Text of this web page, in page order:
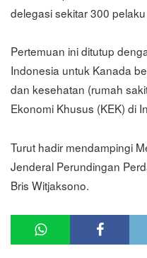
delegasi sekitar 300
Pertemuan ini ditutup
Indonesia untuk Kanada
dan kesehatan (rumah
Ekonomi Khusus (KEK) di
Turut hadir mendampingi
Jenderal Perundingan
Bris Witjaksono.